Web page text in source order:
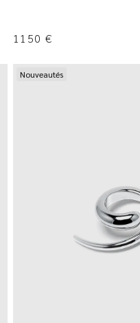
1150€
Nouveautés